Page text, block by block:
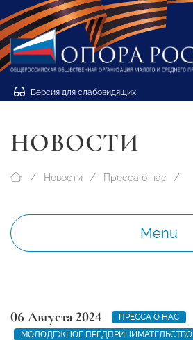
Версия для слабовидящих
НОВОСТИ
Новости Пресса о нас
Menu
06 Августа 2024
ПРЕССА О НАС
МОЛОДЕЖНОЕ ПРЕДПРИНИМАТЕЛЬСТВО